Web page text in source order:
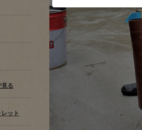
る
ット